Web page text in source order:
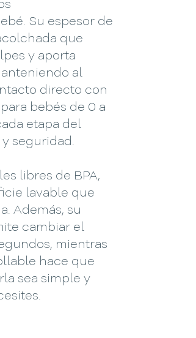
Su espesor de
que
y aporta
al
directo con
bebés de 0 a
etapa del
seguridad.
libres de BPA,
lavable que
Además, su
cambiar el
mientras
hace que
sea simple y